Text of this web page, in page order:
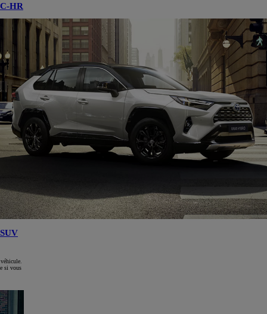
C-HR
SUV
si vous